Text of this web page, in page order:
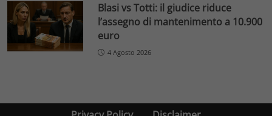
Blasi vs Totti: il giudice riduce
l’assegno di mantenimento a 10.900
euro
4 Agosto 2026